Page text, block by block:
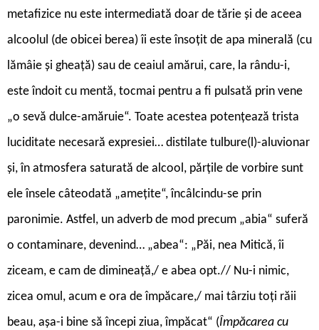
metafizice nu este intermediată doar de tărie și de aceea
alcoolul (de obicei berea) îi este însoțit de apa minerală (cu
lămâie și gheață) sau de ceaiul amărui, care, la rându-i,
este îndoit cu mentă, tocmai pentru a fi pulsată prin vene
„o sevă dulce-amăruie“. Toate acestea potențează trista
luciditate necesară expresiei… distilate tulbure(l)-aluvionar
și, în atmosfera saturată de alcool, părțile de vorbire sunt
ele însele câteodată „amețite“, încâlcindu-se prin
paronimie. Astfel, un adverb de mod precum „abia“ suferă
o contaminare, devenind… „abea“: „Păi, nea Mitică, îi
ziceam, e cam de dimineață,/ e abea opt.// Nu-i nimic,
zicea omul, acum e ora de împăcare,/ mai târziu toți răii
beau, așa-i bine să începi ziua, împăcat“ (Împăcarea cu